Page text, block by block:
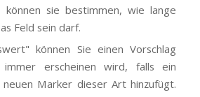
können sie bestimmen, wie lange
Feld sein darf.
können Sie einen Vorschlag
erscheinen wird, falls ein
Marker dieser Art hinzufügt.